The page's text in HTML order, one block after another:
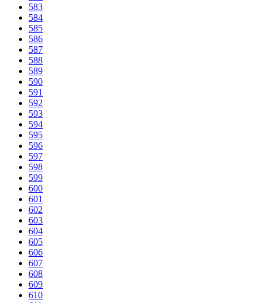
583
584
585
586
587
588
589
590
591
592
593
594
595
596
597
598
599
600
601
602
603
604
605
606
607
608
609
610